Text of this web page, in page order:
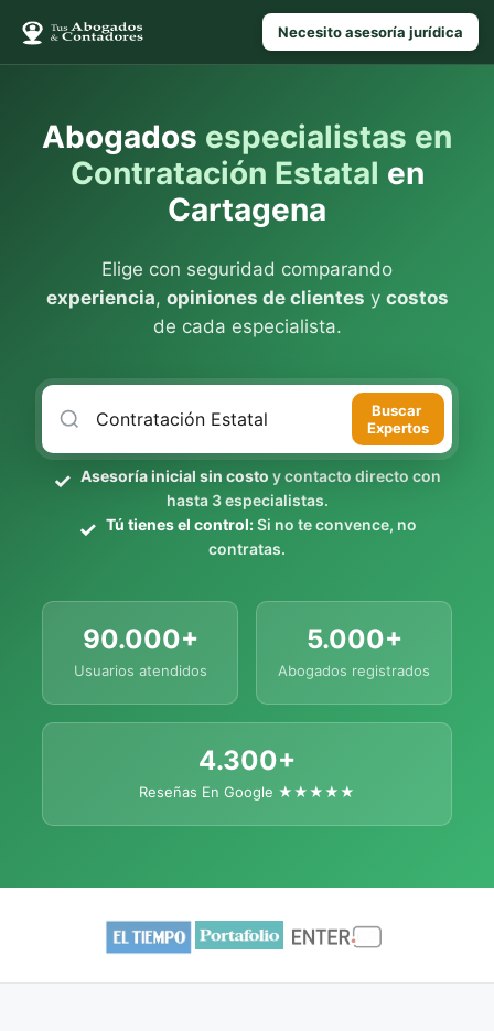
Necesito asesoría jurídica
Abogados especialistas en
Contratación Estatal en
Cartagena
Elige con seguridad comparando
experiencia, opiniones de clientes y costos
de cada especialista.
Buscar
Expertos
Asesoría inicial sin costo y contacto directo con
hasta 3 especialistas.
Tú tienes el control:Si no te convence, no
contratas.
90.000+
Usuarios atendidos
5.000+
Abogados registrados
4.300+
Reseñas En Google ★★★★★